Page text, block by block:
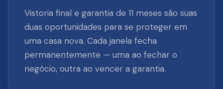
Vistoria final e garantia de 11 meses são suas
duas oportunidades para se proteger em
uma casa nova. Cada janela fecha
permanentemente — uma ao fechar o
negócio, outra ao vencer a garantia.